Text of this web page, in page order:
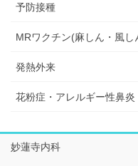
予防接種
MRワクチン(麻しん・風
発熱外来
花粉症・アレルギー性鼻炎
妙蓮寺内科